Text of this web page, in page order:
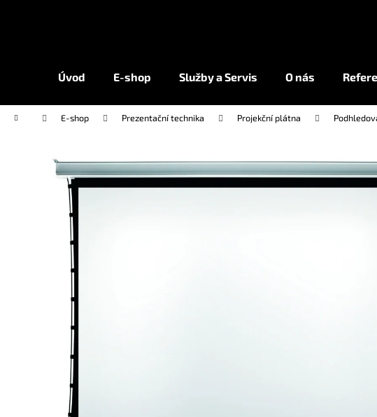
Úvod E-shop Služby a Servis O nás
Domů E-shop Prezentační technika Projekční plátna
obchodu
obchodu
Co